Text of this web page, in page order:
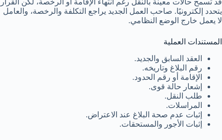
قد تسمح حالات معينة بالنقل رغم انتهاء الإقامة أو الرخصة، لكن القرار
يتحدد إلكترونيًا. صاحب العمل الجديد يراجع التكلفة والرخصة، والعامل
لا يعمل خارج الوضع النظامي.
المستندات العملية
العقد السابق والجديد.
رقم البلاغ وتاريخه.
الإقامة أو رقم الحدود.
إشعار حالة قوى.
طلب النقل.
المراسلات.
إثبات عدم صحة البلاغ عند الاعتراض.
إثبات الأجور والمستحقات.